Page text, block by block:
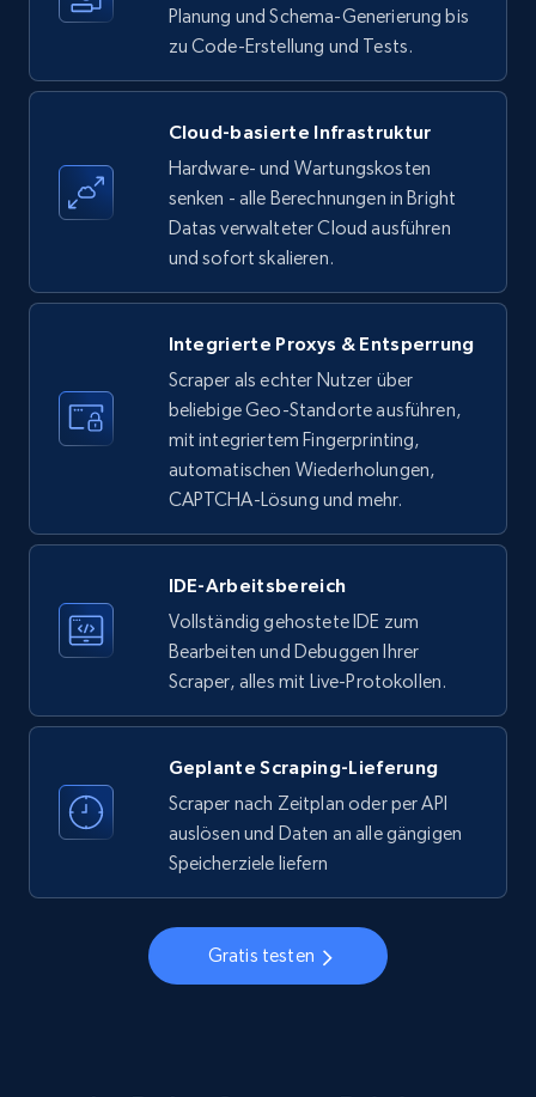
35.2K+ 5.7K+ Gratis testen
Amazon products - find products by using
upc numbers
Title, Seller name, Brand, Description, Initial
price, Currency, Availability, Reviews count, and
LinkedIn company information
ID, Name, Country code, Locations, Followers,
Employees in linkedin, About, Specialties, and
3.5K+ Gratis testen
business account, Is professional account, Is
verified, and more.
3.4K+ Gratis testen
Instagram - Profiles - Collect profile
Planung und Schema-Generierung bis
zu Code-Erstellung und Tests.
Cloud-basierte Infrastruktur
Hardware- und Wartungskosten
senken - alle Berechnungen in Bright
Datas verwalteter Cloud ausführen
und sofort skalieren.
Integrierte Proxys & Entsperrung
Scraper als echter Nutzer über
beliebige Geo-Standorte ausführen,
mit integriertem Fingerprinting,
automatischen Wiederholungen,
CAPTCHA-Lösung und mehr.
IDE-Arbeitsbereich
Vollständig gehostete IDE zum
Bearbeiten und Debuggen Ihrer
Scraper, alles mit Live-Protokollen.
Geplante Scraping-Lieferung
Scraper nach Zeitplan oder per API
auslösen und Daten an alle gängigen
Speicherziele liefern
Gratis testen